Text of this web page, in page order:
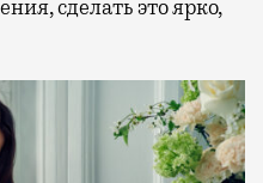
сделать это ярко,